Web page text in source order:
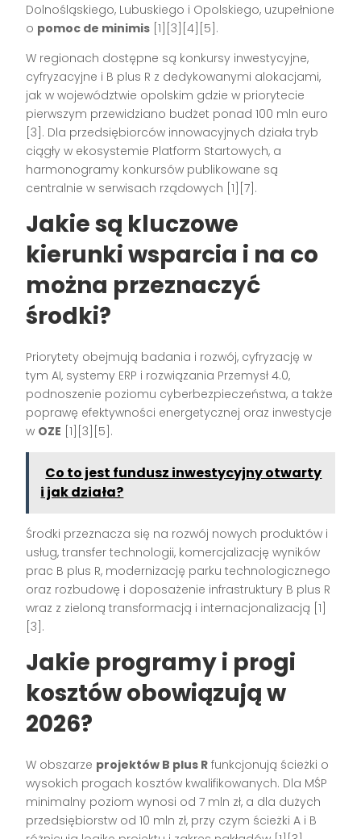
Dolnośląskiego, Lubuskiego i Opolskiego, uzupełnione
o pomoc de minimis [1][3][4][5].
W regionach dostępne są konkursy inwestycyjne,
cyfryzacyjne i B plus R z dedykowanymi alokacjami,
jak w województwie opolskim gdzie w priorytecie
pierwszym przewidziano budżet ponad 100 mln euro
[3]. Dla przedsiębiorców innowacyjnych działa tryb
ciągły w ekosystemie Platform Startowych, a
harmonogramy konkursów publikowane są
centralnie w serwisach rządowych [1][7].
Jakie są kluczowe
kierunki wsparcia i na co
można przeznaczyć
środki?
Priorytety obejmują badania i rozwój, cyfryzację w
tym AI, systemy ERP i rozwiązania Przemysł 4.0,
podnoszenie poziomu cyberbezpieczeństwa, a także
poprawę efektywności energetycznej oraz inwestycje
w OZE [1][3][5].
Co to jest fundusz inwestycyjny otwarty
i jak działa?
Środki przeznacza się na rozwój nowych produktów i
usług, transfer technologii, komercjalizację wyników
prac B plus R, modernizację parku technologicznego
oraz rozbudowę i doposażenie infrastruktury B plus R
wraz z zieloną transformacją i internacjonalizacją [1]
[3].
Jakie programy i progi
kosztów obowiązują w
2026?
W obszarze projektów B plus R funkcjonują ścieżki o
wysokich progach kosztów kwalifikowanych. Dla MŚP
minimalny poziom wynosi od 7 mln zł, a dla dużych
przedsiębiorstw od 10 mln zł, przy czym ścieżki A i B